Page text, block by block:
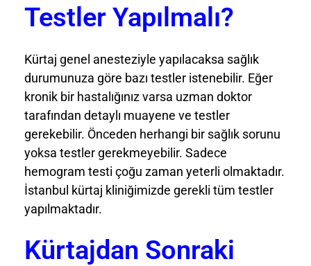
Testler Yapılmalı?
Kürtaj genel anesteziyle yapılacaksa sağlık
durumunuza göre bazı testler istenebilir. Eğer
kronik bir hastalığınız varsa uzman doktor
tarafından detaylı muayene ve testler
gerekebilir. Önceden herhangi bir sağlık sorunu
yoksa testler gerekmeyebilir. Sadece
hemogram testi çoğu zaman yeterli olmaktadır.
İstanbul kürtaj kliniğimizde gerekli tüm testler
yapılmaktadır.
Kürtajdan Sonraki